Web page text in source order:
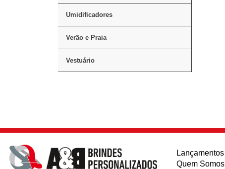
Umidificadores
Verão e Praia
Vestuário
Lançamentos
Quem Somos